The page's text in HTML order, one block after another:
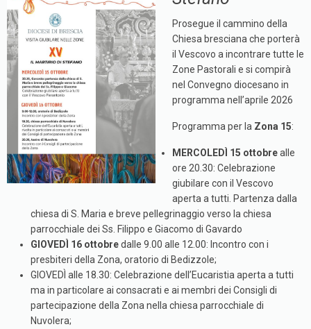
Prosegue il cammino della
Chiesa bresciana che porterà
il Vescovo a incontrare tutte le
Zone Pastorali e si compirà
nel Convegno diocesano in
programma nell’aprile 2026
Programma per la Zona 15:
MERCOLEDÌ 15 ottobrealle
ore 20.30: Celebrazione
giubilare con il Vescovo
aperta a tutti. Partenza dalla
chiesa di S. Maria e breve pellegrinaggio verso la chiesa
parrocchiale dei Ss. Filippo e Giacomo di Gavardo
GIOVEDÌ 16 ottobredalle 9.00 alle 12.00: Incontro con i
presbiteri della Zona, oratorio di Bedizzole;
GIOVEDÌ alle 18.30: Celebrazione dell’Eucaristia aperta a tutti
ma in particolare ai consacrati e ai membri dei Consigli di
partecipazione della Zona nella chiesa parrocchiale di
Nuvolera;